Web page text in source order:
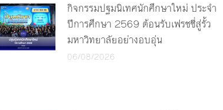
กิจกรรมปฐมนิเทศนักศึกษาใหม่ ประจำ
ปีการศึกษา 2569 ต้อนรับเฟรชชี่สู่รั้ว
มหาวิทยาลัยอย่างอบอุ่น
06/08/2026